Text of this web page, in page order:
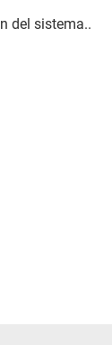
del sistema..